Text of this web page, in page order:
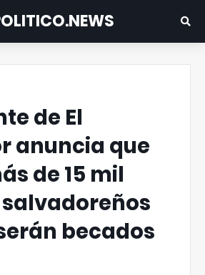
de El
anuncia que
de 15 mil
becados